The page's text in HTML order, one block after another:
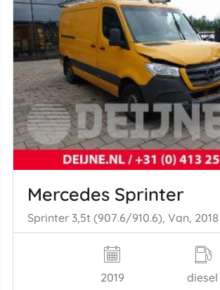
Mercedes Sprinter
2019 diesel